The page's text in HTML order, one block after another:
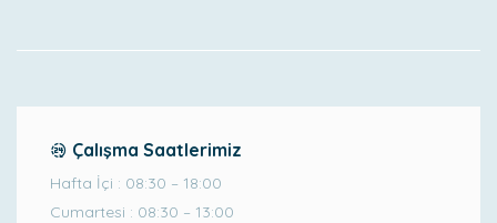
Çalışma Saatlerimiz
Hafta İçi : 08:30 – 18:00
Cumartesi : 08:30 – 13:00